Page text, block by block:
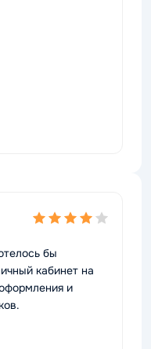
бы
кабинет на
и